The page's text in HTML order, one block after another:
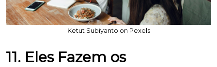
Ketut Subiyanto on Pexels
11. Eles Fazem os